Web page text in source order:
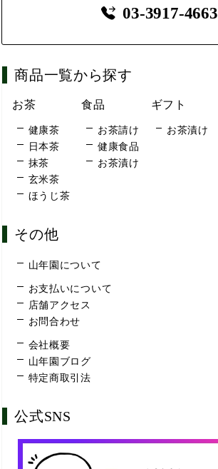
03-3917-4663
商品一覧から探す
お茶
健康茶
日本茶
抹茶
玄米茶
ほうじ茶
食品
お茶請け
健康食品
お茶漬け
ギフト
お茶漬け
その他
山年園について
お支払いについて
店舗アクセス
お問合わせ
会社概要
山年園ブログ
特定商取引法
公式SNS